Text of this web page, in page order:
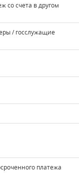
со счета в другом
/ госслужащие
платежа